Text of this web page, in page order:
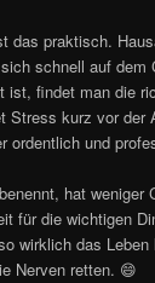
das praktisch.
schnell auf dem
ist, findet man die
Stress kurz vor der
ordentlich und
hat weniger
für die wichtigen
wirklich das
Nerven retten. 😄